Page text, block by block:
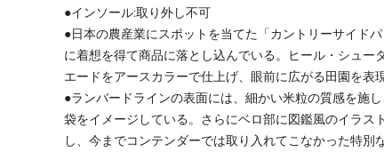
●インソール:取り外し不可
●日本の農産業にスポットを当てた「カントリーサイド
に着想を得て商品に落とし込んでいる。ヒール・シュー
エードをアースカラーで仕上げ、眼前に広がる田園を表現
●ランバードラインの表面には、細かい米粒の質感を施
袋をイメージしている。さらにベロ部に図鑑風のイラス
し、今までコンテンダーでは取り入れてこなかった特別